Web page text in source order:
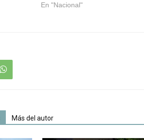
En "Nacional"
Más del autor